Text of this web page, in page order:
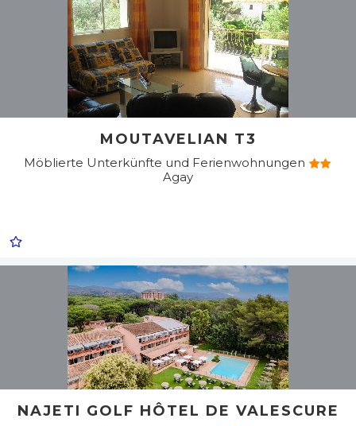
MOUTAVELIAN T3
Möblierte Unterkünfte und Ferienwohnungen
Agay
NAJETI GOLF HÔTEL DE VALESCURE